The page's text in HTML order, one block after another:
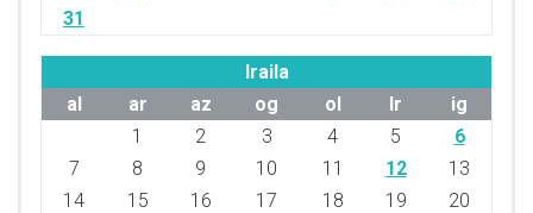
31
Iraila
al
ar az og ol lr
ig
1
2 3 4 5
6
7
8 9 10 11 12
13
14
15 16 17 18 19
20